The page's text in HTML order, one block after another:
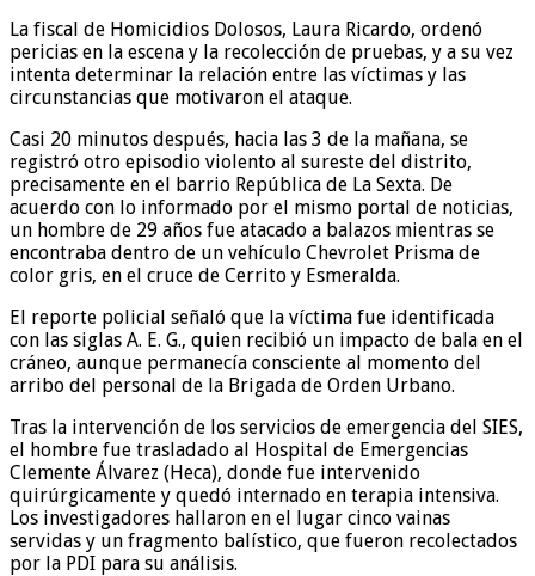
La fiscal de Homicidios Dolosos, Laura Ricardo, ordenó
pericias en la escena y la recolección de pruebas, y a su vez
intenta determinar la relación entre las víctimas y las
circunstancias que motivaron el ataque.
Casi 20 minutos después, hacia las 3 de la mañana, se
registró otro episodio violento al sureste del distrito,
precisamente en el barrio República de La Sexta. De
acuerdo con lo informado por el mismo portal de noticias,
un hombre de 29 años fue atacado a balazos mientras se
encontraba dentro de un vehículo Chevrolet Prisma de
color gris, en el cruce de Cerrito y Esmeralda.
El reporte policial señaló que la víctima fue identificada
con las siglas A. E. G., quien recibió un impacto de bala en el
cráneo, aunque permanecía consciente al momento del
arribo del personal de la Brigada de Orden Urbano.
Tras la intervención de los servicios de emergencia del SIES,
el hombre fue trasladado al Hospital de Emergencias
Clemente Álvarez (Heca), donde fue intervenido
quirúrgicamente y quedó internado en terapia intensiva.
Los investigadores hallaron en el lugar cinco vainas
servidas y un fragmento balístico, que fueron recolectados
por la PDI para su análisis.